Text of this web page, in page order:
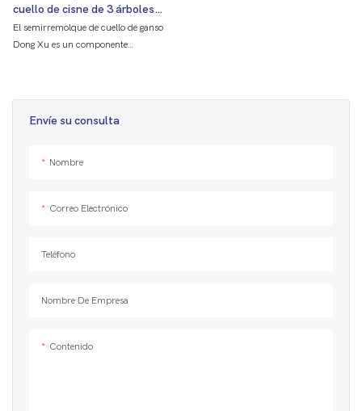
Envíe su consulta
Nombre
Correo Electrónico
Teléfono
Nombre De Empresa
Contenido
cuello de cisne de 3 árboles
para logística y construcción
El semirremolque de cuello de ganso
Dong Xu es un componente